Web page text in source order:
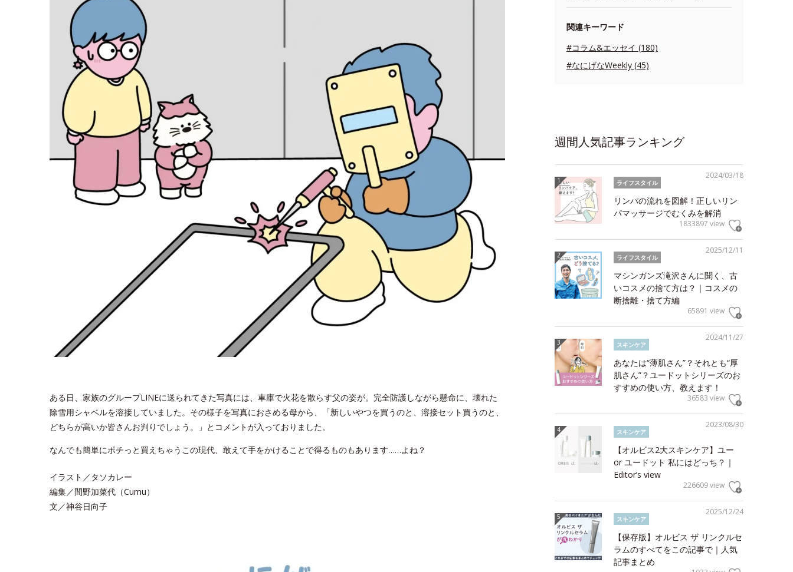
ある日、家族のグループLINEに送られてきた写真には、車庫で火花を散らす父の姿が。完全防護しながら懸命に、壊れた
除雪用シャベルを溶接していました。その様子を写真におさめる母から、「新しいやつを買うのと、溶接セット買うのと、
どちらが高いか皆さんお判りでしょう。」とコメントが入っておりました。
なんでも簡単にポチっと買えちゃうこの現代、敢えて手をかけることで得るものもあります……よね？
イラスト／タソカレー
編集／間野加菜代（Cumu）
文／神谷日向子
関連キーワード
#コラム&エッセイ (180)
#なにげなWeekly (45)
週間人気記事ランキング
2024/03/18
ライフスタイル
リンパの流れを図解！正しいリン
パマッサージでむくみを解消
1833897 view
2025/12/11
ライフスタイル
マシンガンズ滝沢さんに聞く、古
いコスメの捨て方は？｜コスメの
断捨離・捨て方編
65891 view
2024/11/27
スキンケア
あなたは“薄肌さん”？それとも“厚
肌さん”？ユードットシリーズのお
すすめの使い方、教えます！
36583 view
2023/08/30
スキンケア
【オルビス2大スキンケア】ユー
or ユードット 私にはどっち？｜
Editor’s view
226609 view
2025/12/24
スキンケア
【保存版】オルビス ザ リンクルセ
ラムのすべてをこの記事で｜人気
記事まとめ